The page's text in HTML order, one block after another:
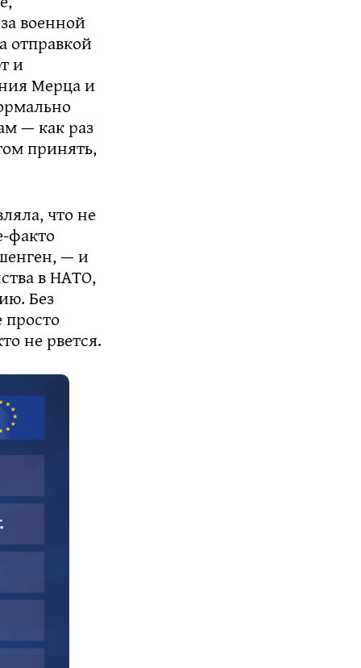
военной
отправкой
и
Мерца и
— как раз
принять,
что не
факто
— и
в НАТО,
Без
не рвется.